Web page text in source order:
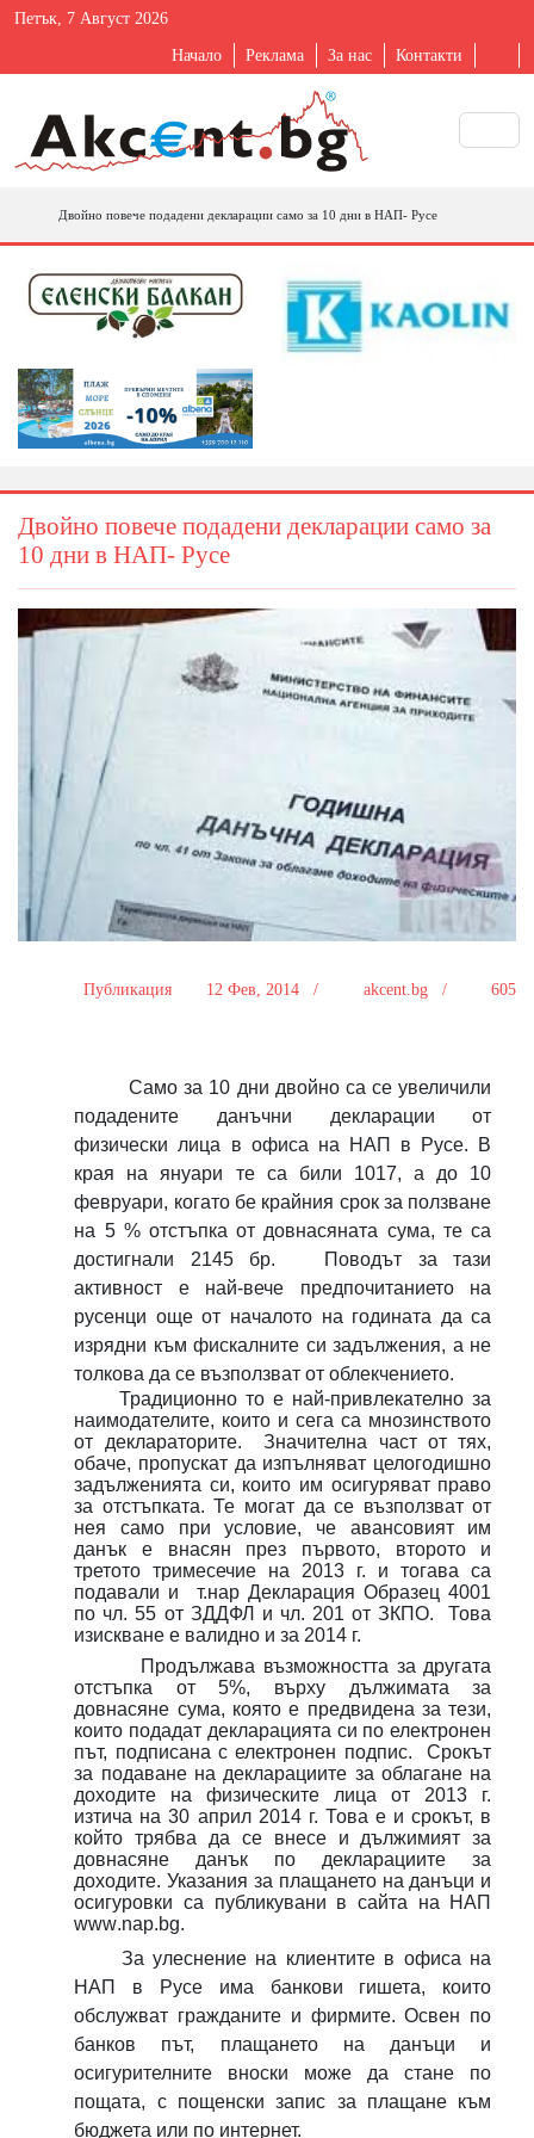
Петък, 7 Август 2026
Начало Реклама За нас Контакти
Двойно повече подадени декларации само за 10 дни в НАП- Русе
Двойно повече подадени декларации само за
10 дни в НАП- Русе
Публикация 12 Фев, 2014 / akcent.bg / 605
Само за 10 дни двойно са се увеличили
подадените данъчни декларации от
физически лица в офиса на НАП в Русе. В
края на януари те са били 1017, а до 10
февруари, когато бе крайния срок за ползване
на 5 % отстъпка от довнасяната сума, те са
достигнали 2145 бр.
Поводът за тази
активност е най-вече предпочитанието на
русенци още от началото на годината да са
изрядни към фискалните си задължения, а не
толкова да се възползват от облекчението.
Традиционно то е най-привлекателно за
наимодателите, които и сега са мнозинството
от деклараторите.
Значителна част от тях,
обаче, пропускат да изпълняват целогодишно
задълженията си, които им осигуряват право
за отстъпката. Те могат да се възползват от
нея само при условие, че авансовият им
данък е внасян през първото, второто и
третото тримесечие на 2013 г. и тогава са
подавали и
т.нар Декларация Образец 4001
по чл. 55 от ЗДДФЛ и чл. 201 от ЗКПО.
Това
изискване е валидно и за 2014 г.
Продължава възможността за другата
отстъпка от 5%, върху дължимата за
довнасяне сума, която е предвидена за тези,
които подадат декларацията си по електронен
път, подписана с електронен подпис.
Срокът
за подаване на декларациите за облагане на
доходите на физическите лица от 2013 г.
изтича на 30 април 2014г. Това е и срокът, в
който трябва да се внесе и дължимият за
довнасяне данък по декларациите за
доходите. Указания за плащането на данъци и
осигуровки са публикувани в сайта на НАП
www.nap.bg.
За улеснение на клиентите в офиса на
НАП в Русе има банкови гишета, които
обслужват гражданите и фирмите. Освен по
банков път, плащането на данъци и
осигурителните вноски може да стане по
пощата, с пощенски запис за плащане към
бюджета или по интернет.